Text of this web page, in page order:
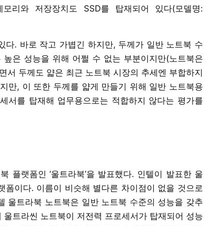
리와 저장장치도 SSD를 탑재되어 있다(모델명:
다. 바로 작고 가볍긴 하지만, 두께가 일반 노트북 수
은 성능을 위해 어쩔 수 없는 부분이지만(노트북은
서 두께도 얇은 최근 노트북 시장의 추세엔 부합하지
만, 이 또한 두께를 얇게 만들기 위해 일반 노트북용
서를 탑재해 업무용으로는 적합하지 않다는 평가를
플랫폼인 ‘울트라북’을 발표했다. 인텔이 발표한 울
폼이다. 이름이 비슷해 별다른 차이점이 없을 것으로
울트라북 노트북은 일반 노트북 수준의 성능을 갖추
트라씬 노트북이 저전력 프로세서가 탑재되어 성능